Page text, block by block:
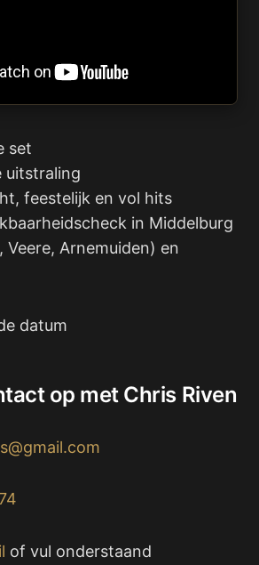
set
uitstraling
feestelijk en vol hits
in Middelburg
Veere, Arnemuiden) en
datum
op met Chris Riven
of vul onderstaand